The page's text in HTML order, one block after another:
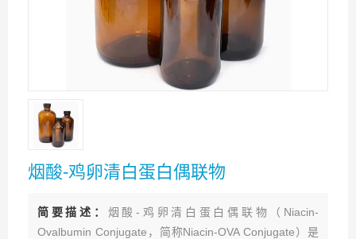
烟酸-鸡卵清白蛋白偶联物
简要描述： 烟酸-鸡卵清白蛋白偶联物（Niacin-
Ovalbumin Conjugate，简称Niacin-OVA Conjugate）是